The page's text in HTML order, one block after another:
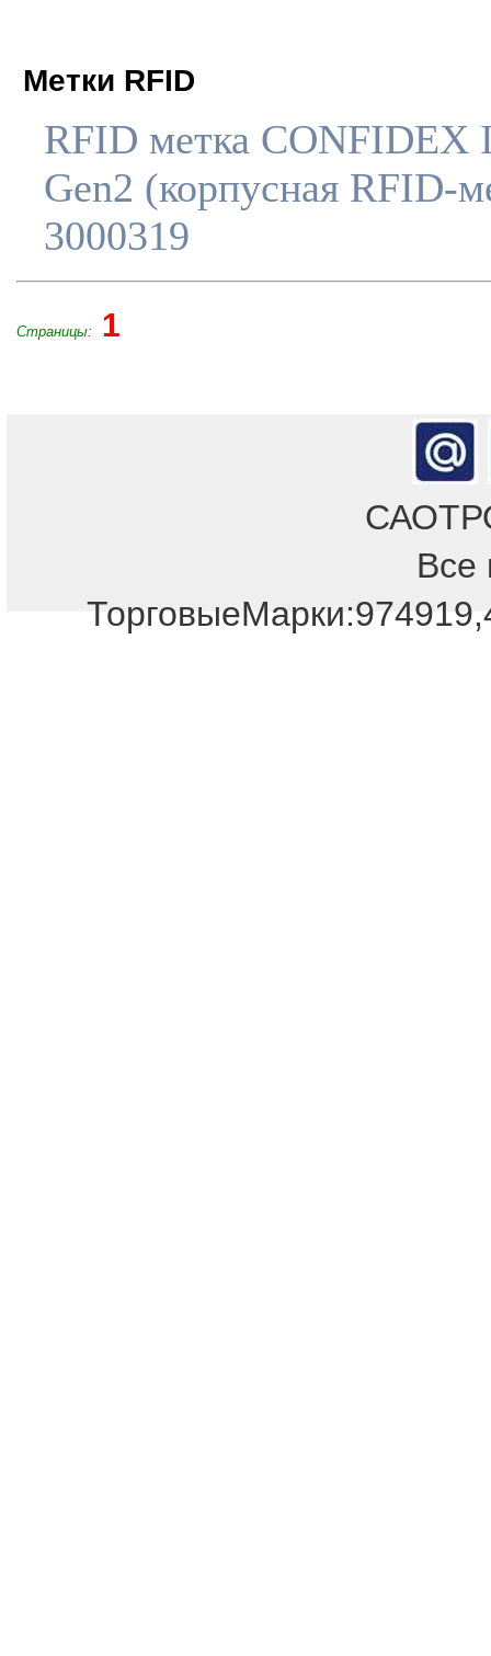
Метки RFID
RFID метка CONFIDEX
Gen2 (корпусная RFID-
3000319
Страницы: 1
Все